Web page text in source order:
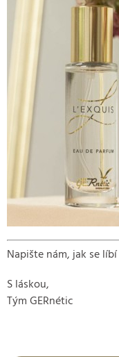
Napište nám, jak se
S láskou,
Tým GERnétic